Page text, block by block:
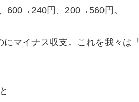
600→240円、200→560円。
マイナス収支。これを我々は